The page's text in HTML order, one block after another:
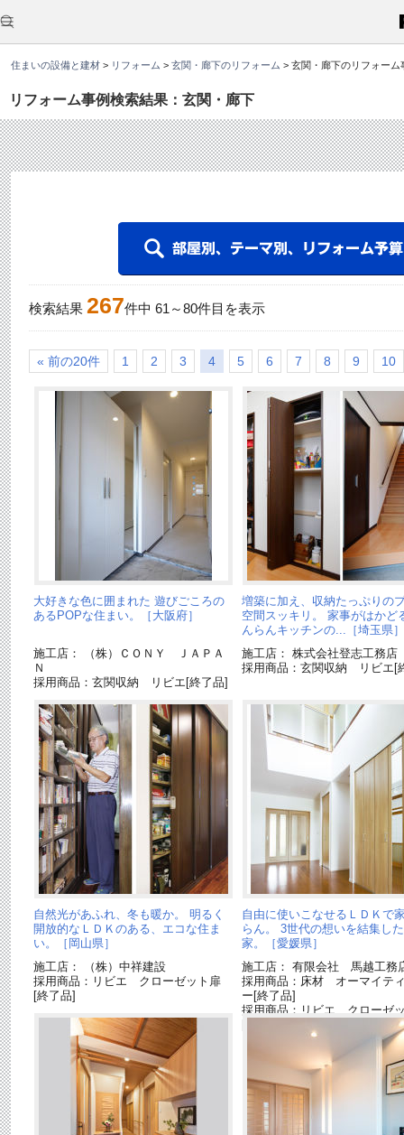
住まいの設備と建材 > リフォーム > 玄関・廊下のリフォーム > 玄関・廊下のリフォーム
リフォーム事例検索結果：玄関・廊下
こ
か
ら
文
す
検索結果 267件中 61 ～80件目を表示
« 前の20件 1 2 3 4 5 6 7 8 9 10
大好きな色に囲まれた 遊びごころの
あるPOPな住まい。［大阪府］
施工店： （株）ＣＯＮＹ ＪＡＰＡ
Ｎ
採用商品：玄関収納 リビエ[終了品]
増築に加え、収納たっぷりの
空間スッキリ。 家事がはかど
んらんキッチンの...［埼玉県］
施工店： 株式会社登志工務店
採用商品：玄関収納 リビエ[
自然光があふれ、冬も暖か。 明るく
開放的なＬＤＫのある、エコな住ま
い。［岡山県］
施工店： （株）中祥建設
採用商品：リビエ クローゼット扉
[終了品]
自由に使いこなせるＬＤＫで
らん。 3世代の想いを結集し
家。［愛媛県］
施工店： 有限会社 馬越工務
採用商品：床材 オーマイテ
ー[終了品]
採用商品：リビエ クローゼ